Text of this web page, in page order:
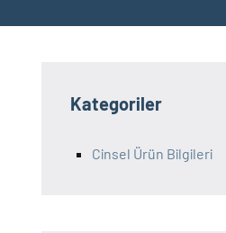
Kategoriler
Cinsel Ürün Bilgileri